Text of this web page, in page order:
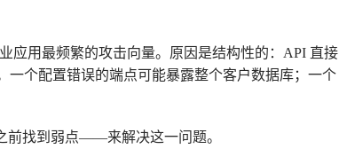
应用最频繁的攻击向量。原因是结构性的：API 直接
个配置错误的端点可能暴露整个客户数据库；一个
前找到弱点——来解决这一问题。